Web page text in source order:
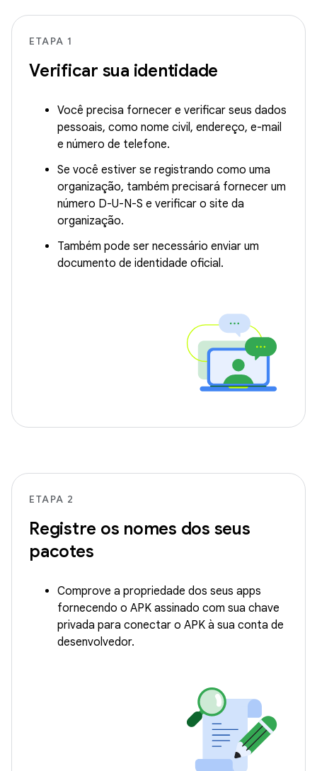
ETAPA 1
Verificar sua identidade
Você precisa fornecer e verificar seus dados
pessoais, como nome civil, endereço, e-mail
e número de telefone.
Se você estiver se registrando como uma
organização, também precisará fornecer um
número D-U-N-S e verificar o site da
organização.
Também pode ser necessário enviar um
documento de identidade oficial.
ETAPA 2
Registre os nomes dos seus
pacotes
Comprove a propriedade dos seus apps
fornecendo o APK assinado com sua chave
privada para conectar o APK à sua conta de
desenvolvedor.